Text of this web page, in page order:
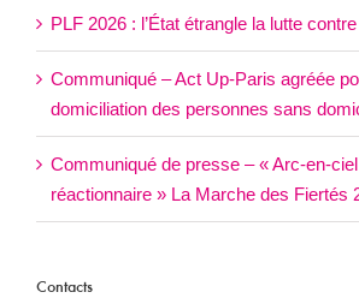
PLF 2026 : l’État étrangle la lutte
Communiqué – Act Up-Paris agréée
domiciliation des personnes sans
Communiqué de presse – « Arc-en-
réactionnaire » La Marche des Fiertés
Contacts